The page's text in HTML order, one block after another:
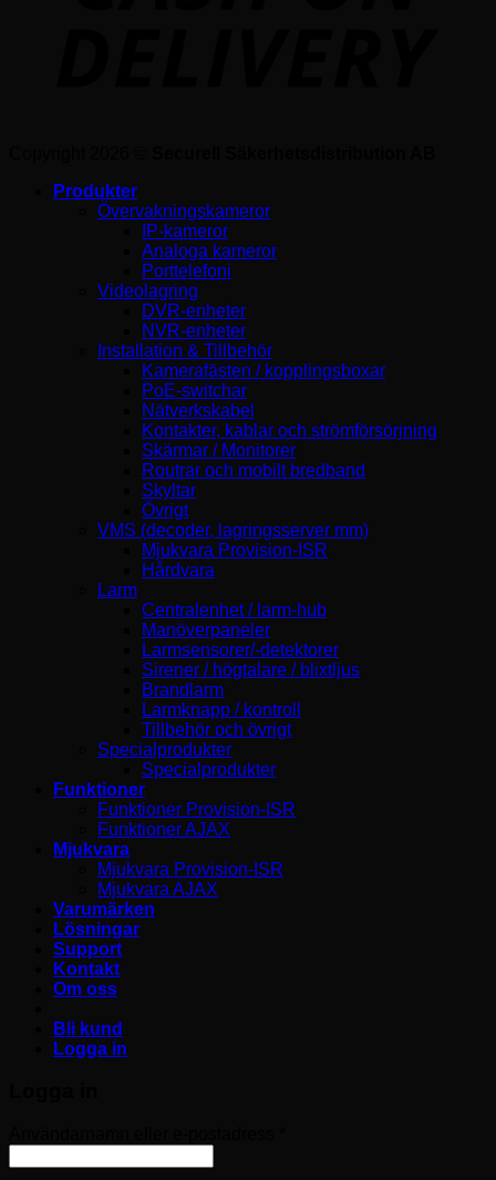
Produkter
Övervakningskameror
IP-kameror
Analoga kameror
Porttelefoni
Videolagring
DVR-enheter
NVR-enheter
Installation & Tillbehör
Kamerafästen / kopplingsboxar
PoE-switchar
Nätverkskabel
Kontakter, kablar och strömförsörjning
Skärmar / Monitorer
Routrar och mobilt bredband
Skyltar
Övrigt
VMS (decoder, lagringsserver mm)
Mjukvara Provision-ISR
Hårdvara
Larm
Centralenhet / larm-hub
Manöverpaneler
Larmsensorer/-detektorer
Sirener / högtalare / blixtljus
Brandlarm
Larmknapp / kontroll
Tillbehör och övrigt
Specialprodukter
Specialprodukter
Funktioner
Funktioner Provision-ISR
Funktioner AJAX
Mjukvara
Mjukvara Provision-ISR
Mjukvara AJAX
Varumärken
Lösningar
Support
Kontakt
Om oss
Bli kund
Logga in